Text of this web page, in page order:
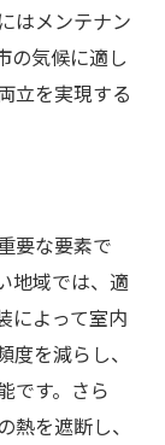
はメンテナン
の気候に適し
立を実現する
要な要素で
地域では、適
によって室内
を減らし、
です。さら
を遮断し、